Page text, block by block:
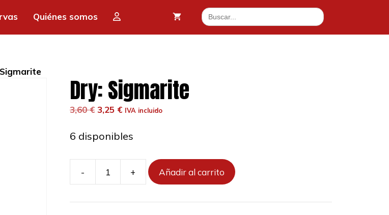
Quiénes somos Buscar:
Dry: Sigmarite
3,60€ El
original
3,60 €.
3,25 €El
actual
3,25 €.
IVA incluido
6 disponibles
-
Dry:
cantidad
+ Añadir al carrito